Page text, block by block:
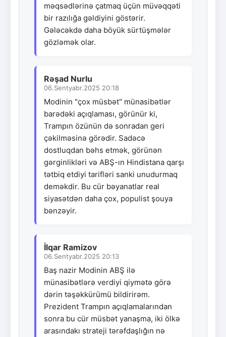
məqsədlərinə çatmaq üçün müvəqqəti
bir razılığa gəldiyini göstərir.
Gələcəkdə daha böyük sürtüşmələr
gözləmək olar.
Rəşad Nurlu
06.Sentyabr.2025 20:18
Modinin "çox müsbət" münasibətlər
barədəki açıqlaması, görünür ki,
Trampın özünün də sonradan geri
çəkilməsinə görədir. Sadəcə
dostluqdan bəhs etmək, görünən
gərginlikləri və ABŞ-ın Hindistana qarşı
tətbiq etdiyi tarifləri sanki unudurmaq
deməkdir. Bu cür bəyanatlar real
siyasətdən daha çox, populist şouya
bənzəyir.
İlqar Ramizov
06.Sentyabr.2025 20:13
Baş nazir Modinin ABŞ ilə
münasibətlərə verdiyi qiymətə görə
dərin təşəkkürümü bildirirəm.
Prezident Trampın açıqlamalarından
sonra bu cür müsbət yanaşma, iki ölkə
arasındakı strateji tərəfdaşlığın nə